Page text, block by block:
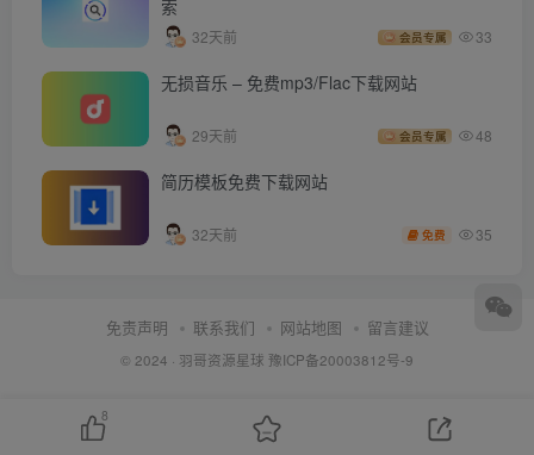
索
32天前 会员专属 33
无损音乐 – 免费mp3/Flac下载网站
29天前 会员专属 48
简历模板免费下载网站
32天前 免费 35
免责声明 联系我们 网站地图 留言建议
© 2024 · 羽哥资源星球 豫ICP备20003812号-9
8